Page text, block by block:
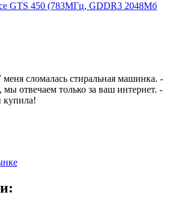
GTS 450 (783МГц, GDDR3 2048Мб
сломалась стиральная машинка. -
отвечаем только за ваш интернет. -
купила!